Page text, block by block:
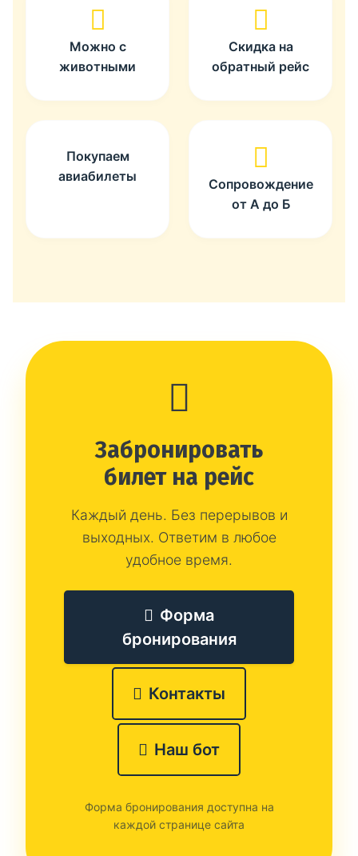
Можно с
животными
Скидка на
обратный рейс
Покупаем
авиабилеты
Сопровождение
от А до Б
Забронировать
билет на рейс
Каждый день. Без перерывов и
выходных. Ответим в любое
удобное время.
Форма
бронирования
Контакты
Наш бот
Форма бронирования доступна на
каждой странице сайта